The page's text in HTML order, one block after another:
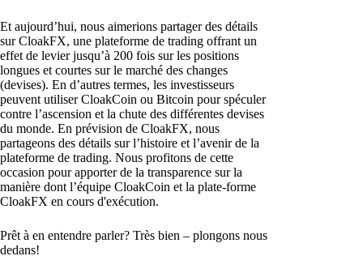
Et aujourd’hui, nous aimerions partager des détails
sur CloakFX, une plateforme de trading offrant un
effet de levier jusqu’à 200 fois sur les positions
longues et courtes sur le marché des changes
(devises). En d’autres termes, les investisseurs
peuvent utiliser CloakCoin ou Bitcoin pour spéculer
contre l’ascension et la chute des différentes devises
du monde. En prévision de CloakFX, nous
partageons des détails sur l’histoire et l’avenir de la
plateforme de trading. Nous profitons de cette
occasion pour apporter de la transparence sur la
manière dont l’équipe CloakCoin et la plate-forme
CloakFX en cours d'exécution.
Prêt à en entendre parler? Très bien – plongons nous
dedans!